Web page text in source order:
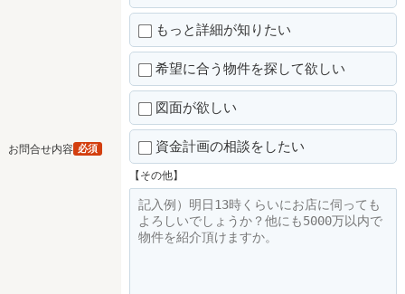
お問合せ内容 必須
もっと詳細が知りたい
希望に合う物件を探して欲しい
図面が欲しい
資金計画の相談をしたい
【その他】